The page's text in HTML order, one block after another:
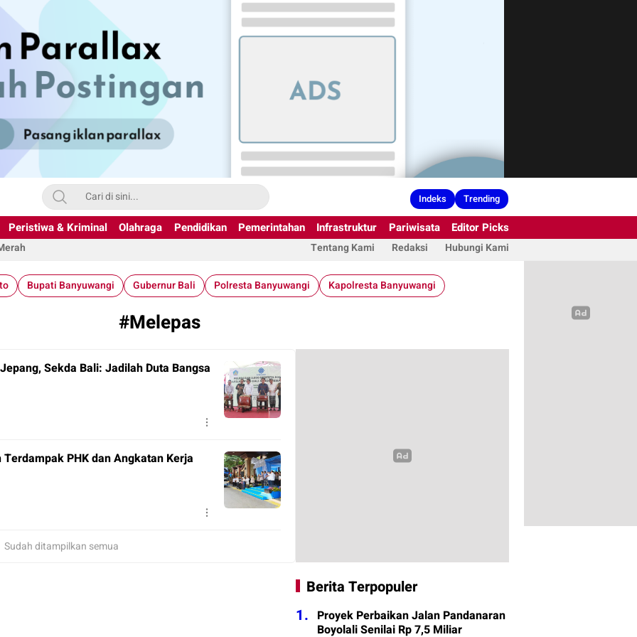
Indeks Trending
Peristiwa & Kriminal Olahraga Pendidikan Pemerintahan Infrastruktur Pariwisata Editor Picks
Tentang Kami Redaksi Hubungi Kami
Bupati Banyuwangi Gubernur Bali Polresta Banyuwangi Kapolresta Banyuwangi
#Melepas
Sekda Bali: Jadilah Duta Bangsa
PHK dan Angkatan Kerja
Sudah ditampilkan semua
Berita Terpopuler
1. Proyek Perbaikan Jalan Pandanaran
Boyolali Senilai Rp 7,5 Miliar